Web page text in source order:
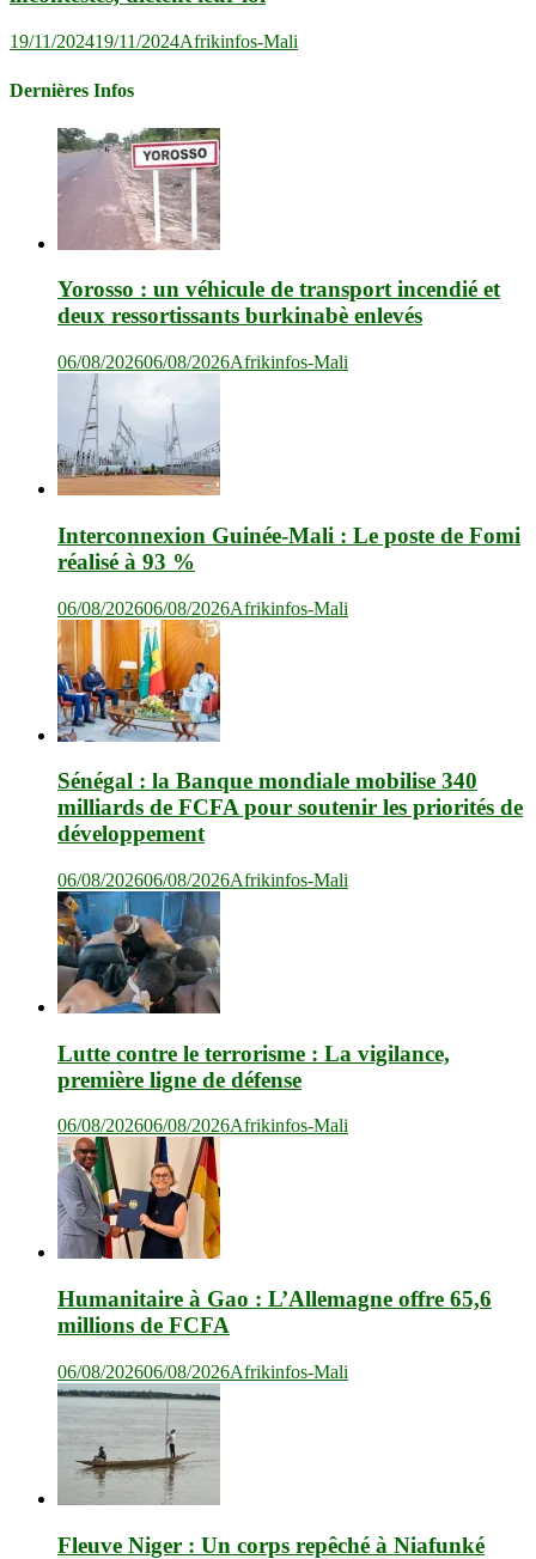
19/11/202419/11/2024Afrikinfos-Mali
Dernières Infos
Yorosso : un véhicule de transport incendié et
deux ressortissants burkinabè enlevés
06/08/202606/08/2026Afrikinfos-Mali
Interconnexion Guinée-Mali : Le poste de Fomi
réalisé à 93 %
06/08/202606/08/2026Afrikinfos-Mali
Sénégal : la Banque mondiale mobilise 340
milliards de FCFA pour soutenir les priorités de
développement
06/08/202606/08/2026Afrikinfos-Mali
Lutte contre le terrorisme : La vigilance,
première ligne de défense
06/08/202606/08/2026Afrikinfos-Mali
Humanitaire à Gao : L’Allemagne offre 65,6
millions de FCFA
06/08/202606/08/2026Afrikinfos-Mali
Fleuve Niger : Un corps repêché à Niafunké